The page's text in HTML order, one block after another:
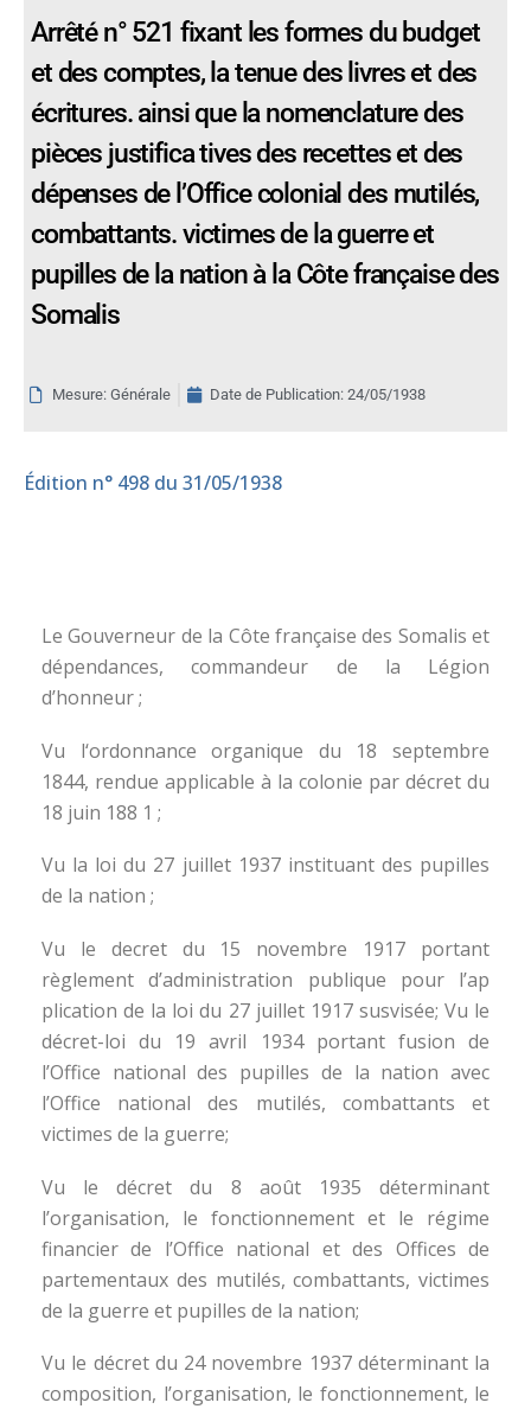
Arrêté n° 521 fixant les formes du budget
et des comptes, la tenue des livres et des
écritures. ainsi que la nomenclature des
pièces justifica tives des recettes et des
dépenses de l’Office colonial des mutilés,
combattants. victimes de la guerre et
pupilles de la nation à la Côte française des
Somalis
Mesure: Générale Date de Publication: 24/05/1938
Édition n° 498 du 31/05/1938
Le Gouverneur de la Côte française des Somalis et
dépendances, commandeur de la Légion
d’honneur ;
Vu l‘ordonnance organique du 18 septembre
1844, rendue applicable à la colonie par décret du
18 juin 188 1 ;
Vu la loi du 27 juillet 1937 instituant des pupilles
de la nation ;
Vu le decret du 15 novembre 1917 portant
règlement d’administration publique pour l’ap
plication de la loi du 27 juillet 1917 susvisée; Vu le
décret-loi du 19 avril 1934 portant fusion de
l’Office national des pupilles de la nation avec
l’Office national des mutilés, combattants et
victimes de la guerre;
Vu le décret du 8 août 1935 déterminant
l’organisation, le fonctionnement et le régime
financier de l’Office national et des Offices de
partementaux des mutilés, combattants, victimes
de la guerre et pupilles de la nation;
Vu le décret du 24 novembre 1937 déterminant la
composition, l’organisation, le fonctionnement, le